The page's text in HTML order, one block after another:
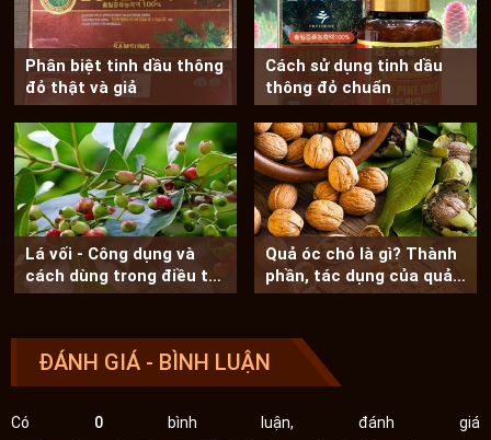
Phân biệt tinh dầu thông
đỏ thật và giả
Cách sử dụng tinh dầu
thông đỏ chuẩn
Lá vối - Công dụng và
cách dùng trong điều trị
bệnh
Quả óc chó là gì? Thành
phần, tác dụng của quả
óc chó
ĐÁNH GIÁ - BÌNH LUẬN
Có 0bình luận, đánh giá